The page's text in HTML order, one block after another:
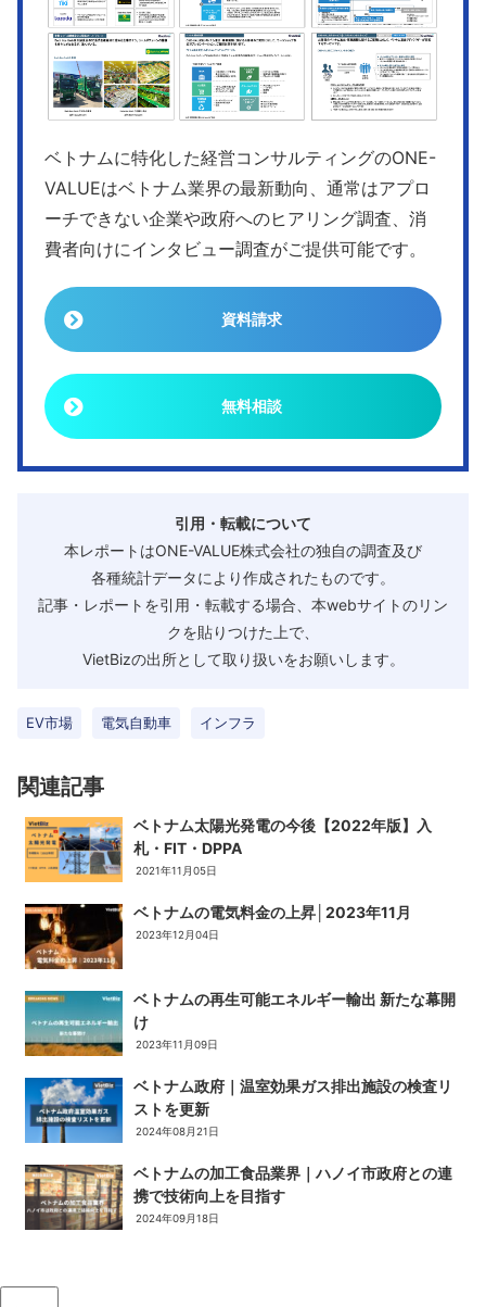
ベトナムに特化した経営コンサルティングのONE-
VALUEはベトナム業界の最新動向、通常はアプロ
ーチできない企業や政府へのヒアリング調査、消
費者向けにインタビュー調査がご提供可能です。
資料請求
無料相談
引用・転載について
本レポートはONE-VALUE株式会社の独自の調査及び
各種統計データにより作成されたものです。
記事・レポートを引用・転載する場合、本webサイトのリン
クを貼りつけた上で、
VietBizの出所として取り扱いをお願いします。
EV市場 電気自動車 インフラ
関連記事
ベトナム太陽光発電の今後【2022年版】入
札・FIT・DPPA
2021年11月05日
ベトナムの電気料金の上昇│2023年11月
2023年12月04日
ベトナムの再生可能エネルギー輸出 新たな幕開
け
2023年11月09日
ベトナム政府｜温室効果ガス排出施設の検査リ
ストを更新
2024年08月21日
ベトナムの加工食品業界｜ハノイ市政府との連
携で技術向上を目指す
2024年09月18日